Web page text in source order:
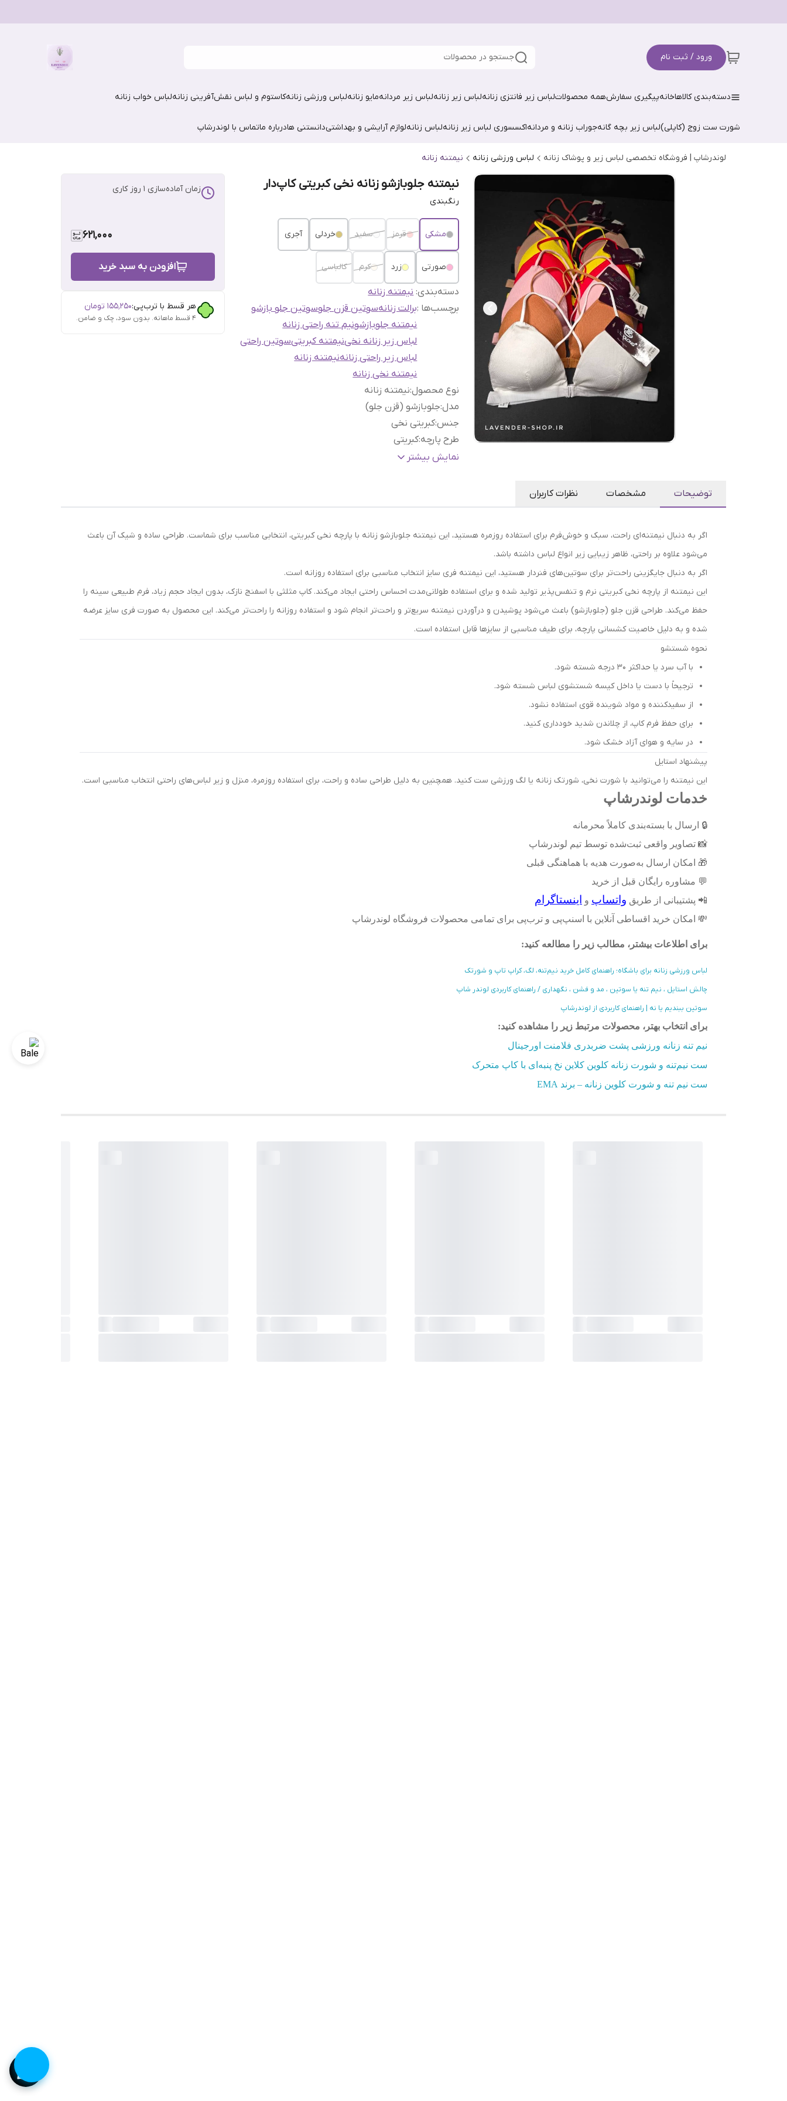
ورود / ثبت نام جستجو در محصولات
دسته‌بندی کالاهاخانهپیگیری سفارشهمه محصولاتلباس زیر فانتزی زنانهلباس زیر زنانهلباس زیر مردانهمایو زنانهلباس ورزشی زنانهکاستوم و لباس نقش‌آفرینی زنانهلباس خواب زنانه
شورت ست زوج (کاپلی)لباس زیر بچه گانهجوراب زنانه و مردانهاکسسوری لباس زیر زنانهلباس زنانهلوازم آرایشی و بهداشتیدانستنی هادرباره ماتماس با لوندرشاپ
لوندرشاپ | فروشگاه تخصصی لباس زیر و پوشاک زنانه لباس ورزشی زنانه نیمتنه زنانه
نیمتنه جلوبازشو زنانه نخی کبریتی کاپ‌دار
رنگبندی
مشکی قرمز سفید خردلی آجری
صورتی زرد کرم کالباسی
دسته‌بندی:نیمتنه زنانه
برچسب‌ها :برالت زنانهسوتین قزن جلوسوتین جلو بازشو
نیمتنه جلوبازشونیم تنه راحتی زنانه
لباس زیر زنانه نخینیمتنه کبریتیسوتین راحتی
لباس زیر راحتی زنانهنیمتنه زنانه
نیمتنه نخی زنانه
نوع محصول:نیمتنه زنانه
مدل:جلوبازشو (قزن جلو)
جنس:کبریتی نخی
طرح پارچه:کبریتی
کاپ:دارد
کاربرد:استفاده روزمره، زیر لباس، استایل راحتی
سایزبندی:فری سایز
نمایش بیشتر
زمان آماده‌سازی 1 روز کاری
621,000
افزودن به سبد خرید
هر قسط با ترب‌پی:۱۵۵٬۲۵۰ تومان
۴ قسط ماهانه. بدون سود، چک و ضامن.
توضیحات مشخصات نظرات کاربران
اگر به دنبال نیمتنه‌ای راحت، سبک و خوش‌فرم برای استفاده روزمره هستید، این نیمتنه جلوبازشو زنانه با پارچه نخی کبریتی، انتخابی مناسب برای شماست. طراحی ساده و شیک آن باعث
می‌شود علاوه بر راحتی، ظاهر زیبایی زیر انواع لباس داشته باشد.
اگر به دنبال جایگزینی راحت‌تر برای سوتین‌های فنردار هستید، این نیمتنه فری سایز انتخاب مناسبی برای استفاده روزانه است.
این نیمتنه از پارچه نخی کبریتی نرم و تنفس‌پذیر تولید شده و برای استفاده طولانی‌مدت احساس راحتی ایجاد می‌کند. کاپ مثلثی با اسفنج نازک، بدون ایجاد حجم زیاد، فرم طبیعی سینه را
حفظ می‌کند. طراحی قزن جلو (جلوبازشو) باعث می‌شود پوشیدن و درآوردن نیمتنه سریع‌تر و راحت‌تر انجام شود و استفاده روزانه را راحت‌تر می‌کند. این محصول به صورت فری سایز عرضه
شده و به دلیل خاصیت کشسانی پارچه، برای طیف مناسبی از سایزها قابل استفاده است.
نحوه شستشو
با آب سرد یا حداکثر ۳۰ درجه شسته شود.
ترجیحاً با دست یا داخل کیسه شستشوی لباس شسته شود.
از سفیدکننده و مواد شوینده قوی استفاده نشود.
برای حفظ فرم کاپ، از چلاندن شدید خودداری کنید.
در سایه و هوای آزاد خشک شود.
پیشنهاد استایل
این نیمتنه را می‌توانید با شورت نخی، شورتک زنانه یا لگ ورزشی ست کنید. همچنین به دلیل طراحی ساده و راحت، برای استفاده روزمره، منزل و زیر لباس‌های راحتی انتخاب مناسبی است.
خدمات لوندرشاپ
🔒 ارسال با بسته‌بندی کاملاً محرمانه
📸 تصاویر واقعی ثبت‌شده توسط تیم لوندرشاپ
🎁 امکان ارسال به‌صورت هدیه با هماهنگی قبلی
💬 مشاوره رایگان قبل از خرید
📲 پشتیبانی از طریق واتساپ و اینستاگرام
💸 امکان خرید اقساطی آنلاین با اسنپ‌پی و ترب‌پی برای تمامی محصولات فروشگاه لوندرشاپ
برای اطلاعات بیشتر، مطالب زیر را مطالعه کنید:
لباس ورزشی زنانه برای باشگاه؛ راهنمای کامل خرید نیم‌تنه، لگ، کراپ تاپ و شورتک
چالش استایل ، نیم تنه یا سوتین ، مد و فشن ، نگهداری / راهنمای کاربردی لوندر شاپ
سوتین ببندیم یا نه | راهنمای کاربردی از لوندرشاپ
برای انتخاب بهتر، محصولات مرتبط زیر را مشاهده کنید:
نیم تنه زنانه ورزشی پشت ضربدری فلامنت اورجینال
ست نیم‌تنه و شورت زنانه کلوین کلاین نخ پنبه‌ای با کاپ متحرک
ست نیم تنه و شورت کلوین زنانه – برند EMA